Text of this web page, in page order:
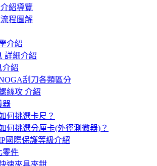
紹導覽
程圖解
介紹
詳細介紹
介紹
刮刀各類區分
絲攻 介紹
器
何挑選卡尺？
何挑選分厘卡(外徑測微器)？
國際保護等級介紹
零件
速夾具夾鉗